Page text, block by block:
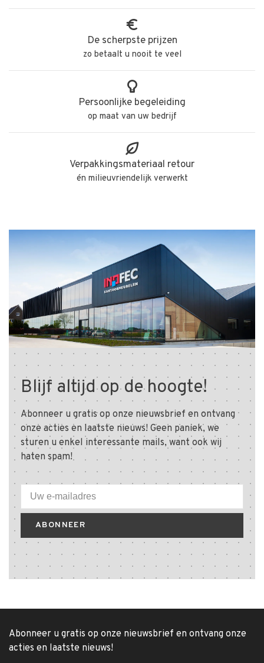
De scherpste prijzen
zo betaalt u nooit te veel
Persoonlijke begeleiding
op maat van uw bedrijf
Verpakkingsmateriaal retour
én milieuvriendelijk verwerkt
Blijf altijd op de hoogte!
Abonneer u gratis op onze nieuwsbrief en ontvang
onze acties en laatste nieuws! Geen paniek, we
sturen u enkel interessante mails, want ook wij
haten spam!
ABONNEER
Abonneer u gratis op onze nieuwsbrief en ontvang onze
acties en laatste nieuws!